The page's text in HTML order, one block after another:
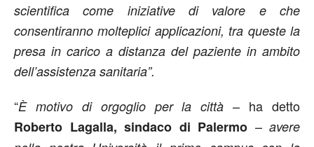
scientifica come iniziative di valore e che
consentiranno molteplici applicazioni, tra queste la
presa in carico a distanza del paziente in ambito
dell’assistenza sanitaria”.
“È motivo di orgoglio per la città – ha detto
Roberto Lagalla, sindaco di Palermo – avere